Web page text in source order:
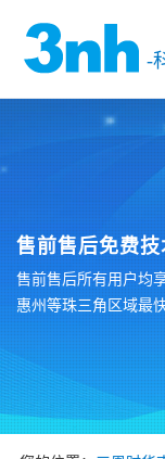
-
售前售后免费
售前售后所有用户均
惠州等珠三角区域最